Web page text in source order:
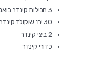
3 חבילות קינדר בואנו
30 יח’ שוקולד קינדר אצבעות חלב
2 ביצי קינדר
כדורי קינדר